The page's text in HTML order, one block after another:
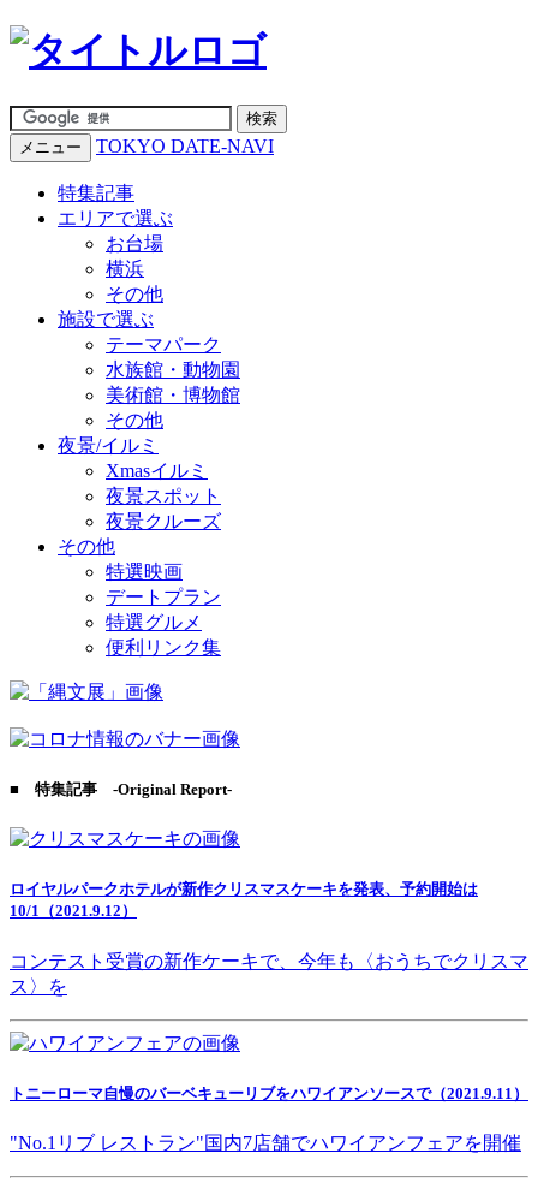
メニュー TOKYO DATE-NAVI
特集記事
エリアで選ぶ
お台場
横浜
その他
施設で選ぶ
テーマパーク
水族館・動物園
美術館・博物館
その他
夜景/イルミ
Xmasイルミ
夜景スポット
夜景クルーズ
その他
特選映画
デートプラン
特選グルメ
便利リンク集
■ 特集記事 -Original Report-
ロイヤルパークホテルが新作クリスマスケーキを発表、予約開始は
10/1（2021.9.12）
コンテスト受賞の新作ケーキで、今年も〈おうちでクリスマ
ス〉を
トニーローマ自慢のバーベキューリブをハワイアンソースで（2021.9.11）
"No.1リブ レストラン"国内7店舗でハワイアンフェアを開催